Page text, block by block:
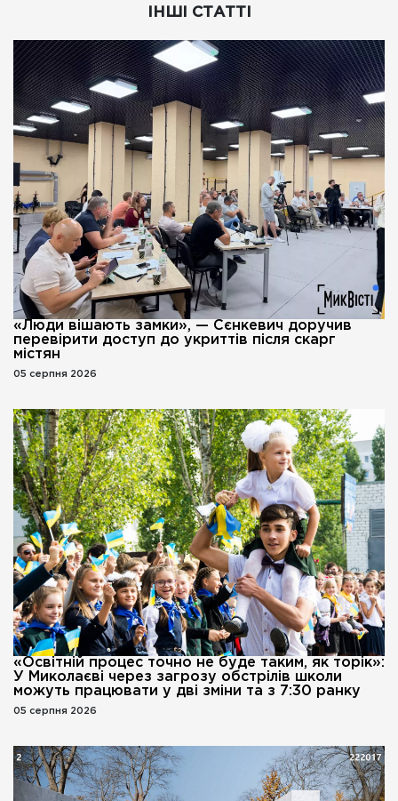
ІНШІ СТАТТІ
«Люди вішають замки», — Сєнкевич доручив
перевірити доступ до укриттів після скарг
містян
05 серпня 2026
«Освітній процес точно не буде таким, як торік»:
У Миколаєві через загрозу обстрілів школи
можуть працювати у дві зміни та з 7:30 ранку
05 серпня 2026